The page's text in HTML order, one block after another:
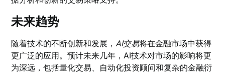
未来趋势
随着技术的不断创新和发展，AI交易将在金融市场中获得
更广泛的应用。预计未来几年，AI技术对市场的影响将更
为深远，包括量化交易、自动化投资顾问和复杂的金融衍